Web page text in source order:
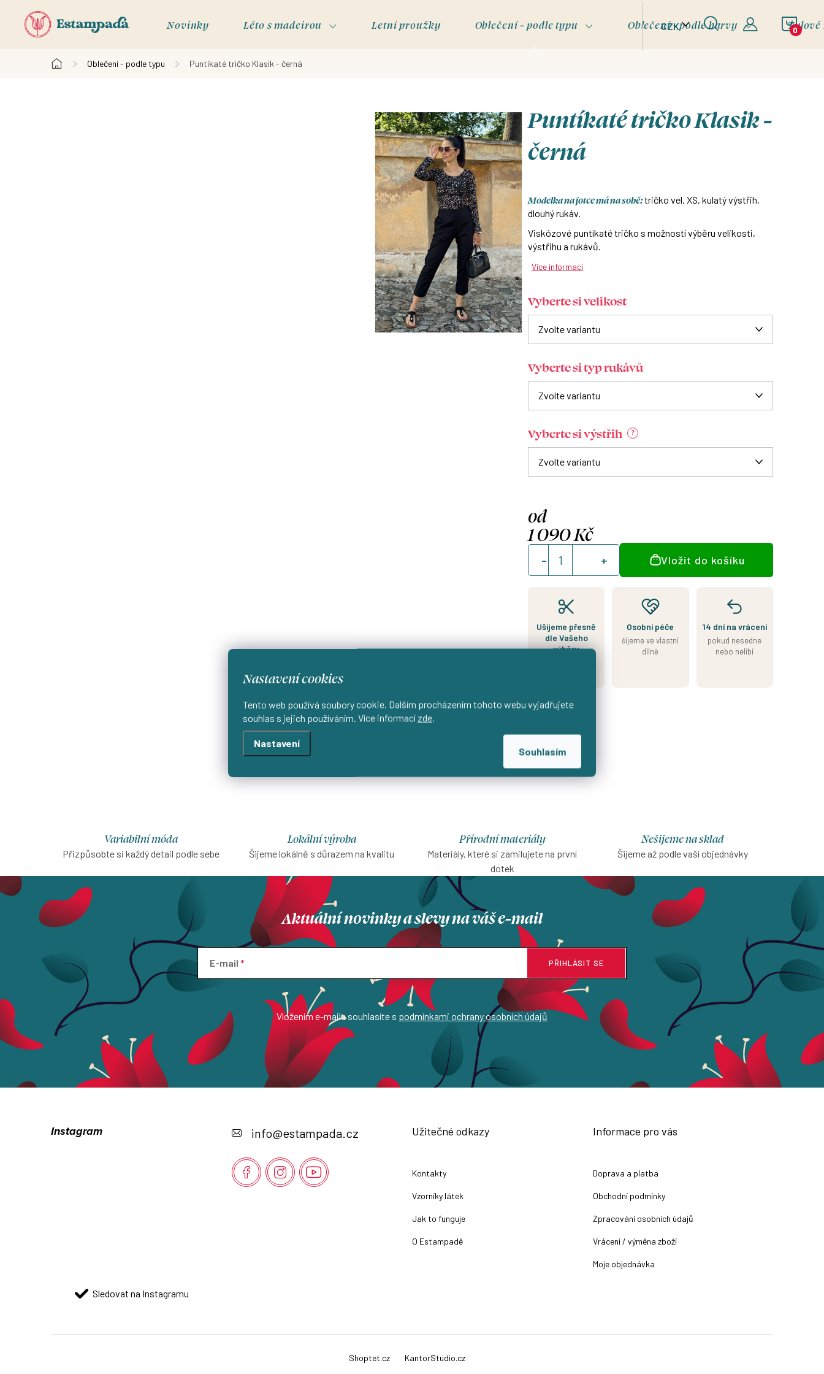
Nastavení cookies
Tento web používá soubory cookie. Dalším procházením tohoto webu vyjadřujete
souhlas s jejich používáním. Více informací zde.
Nastavení
Souhlasím
CZK
Novinky Léto s madeirou Letní proužky Oblečení - podle typu Oblečení - podle barvy
Domů
Oblečení - podle typu Puntíkaté tričko Klasik - černá
Puntíkaté tričko Klasik -
černá
Modelka na fotce má na sobě:tričko vel. XS, kulatý výstřih,
dlouhý rukáv.
Viskózové puntíkaté tričko s možností výběru velikosti,
výstřihu a rukávů.
Více informací
Vyberte si velikost
Vyberte si typ rukávů
Vyberte si výstřih ?
od
1 090 Kč
Měrná
cena:
Vložit do košíku
Ušijeme přesně
dle Vašeho
výběru
Osobní péče
šijeme ve vlastní
dílně
14 dní na vrácení
pokud nesedne
nebo nelíbí
Variabilní móda
Přizpůsobte si každý detail podle sebe
Lokální výroba
Šijeme lokálně s důrazem na kvalitu
Přírodní materiály
Materiály, které si zamilujete na první
dotek
Nešijeme na sklad
Šijeme až podle vaší objednávky
Aktuální novinky a slevy na váš e-mail
E-mail
Vložením e-mailu souhlasíte s podmínkami ochrany osobních údajů
PŘIHLÁSIT SE
Instagram
Sledovat na Instagramu
info@estampada.cz Užitečné odkazy
Kontakty
Vzorníky látek
Jak to funguje
O Estampadě
Informace pro vás
Doprava a platba
Obchodní podmínky
Zpracování osobních údajů
Vrácení / výměna zboží
Moje objednávka
Shoptet.cz KantorStudio.cz